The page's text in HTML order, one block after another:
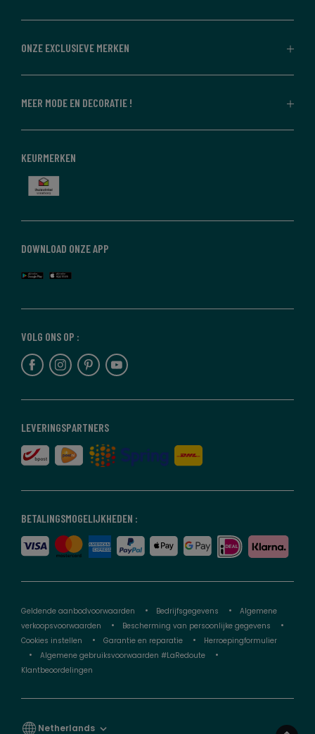
ONZE EXCLUSIEVE MERKEN
MEER MODE EN DECORATIE !
BETALINGSMOGELIJKHEDEN :
LEVERINGSPARTNERS
VOLG ONS OP :
DOWNLOAD ONZE APP
KEURMERKEN
Geldende aanbodvoorwaarden Bedrijfsgegevens
Algemene
verkoopsvoorwaarden
Bescherming van persoonlijke gegevens
Cookies instellen
Garantie en reparatie
Herroepingformulier
Algemene gebruiksvoorwaarden #LaRedoute
Klantbeoordelingen
Netherlands